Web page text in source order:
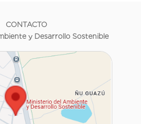
CONTACTO
y Desarrollo Sostenible